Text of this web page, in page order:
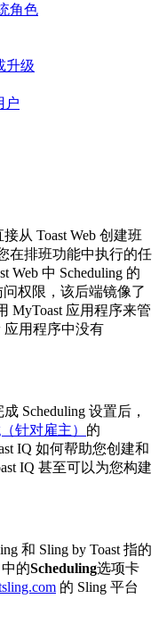
角色
升级
户
从 Toast Web 创建班
在排班功能中执行的任
Web 中 Scheduling 的
权限，该后端镜像了
MyToast 应用程序来管
应用程序中没有
Scheduling 设置后，
针对雇主） 的
IQ 如何帮助您创建和
IQ 甚至可以为您构建
和 Sling by Toast 指的
的Scheduling选项卡
的 Sling 平台